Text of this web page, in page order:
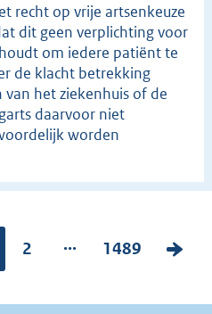
recht op vrije artsenkeuze
dit geen verplichting voor
om iedere patiënt te
de klacht betrekking
het ziekenhuis of de
daarvoor niet
worden
P
g
2 ...
P
g
1489
V
l